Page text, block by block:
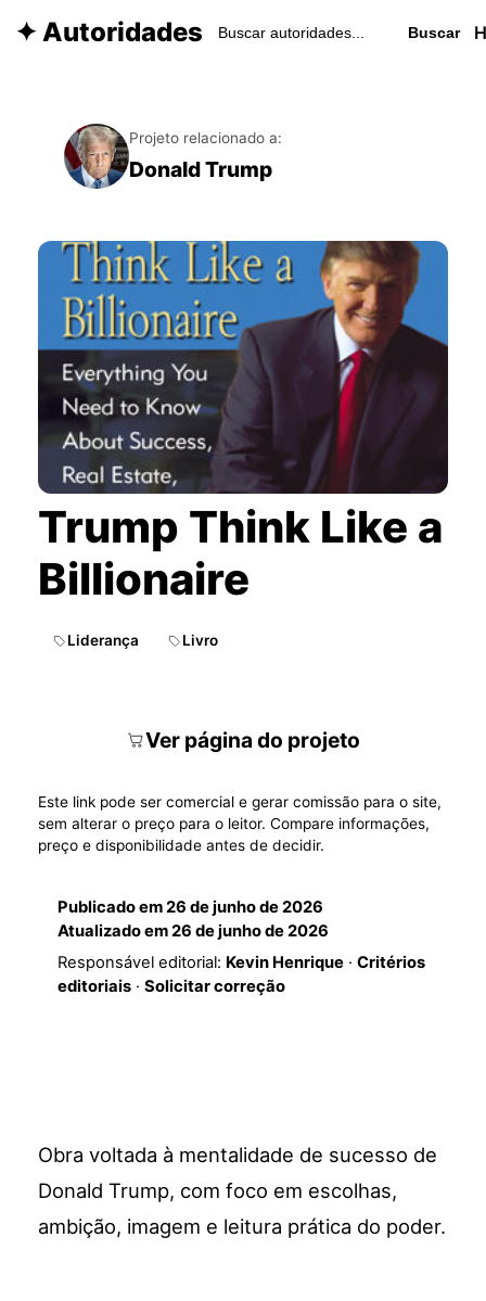
✦ Autoridades Buscar
Projeto relacionado a:
Donald Trump
Trump Think Like a
Billionaire
Liderança Livro
Ver página do projeto
Este link pode ser comercial e gerar comissão para o site,
sem alterar o preço para o leitor. Compare informações,
preço e disponibilidade antes de decidir.
Publicado em26 de junho de 2026
Atualizado em26 de junho de 2026
Responsável editorial: Kevin Henrique· Critérios
editoriais· Solicitar correção
Obra voltada à mentalidade de sucesso de
Donald Trump, com foco em escolhas,
ambição, imagem e leitura prática do poder.